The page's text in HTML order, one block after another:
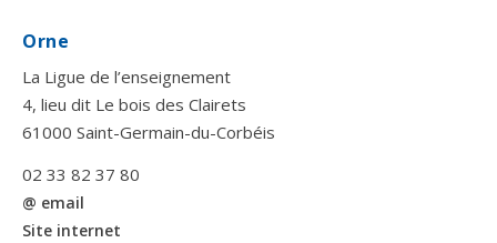
Orne
La Ligue de l’enseignement
4, lieu dit Le bois des Clairets
61000 Saint-Germain-du-Corbéis
02 33 82 37 80
@ email
Site internet